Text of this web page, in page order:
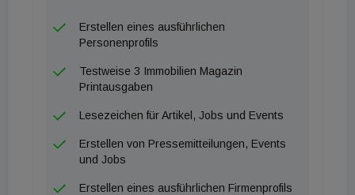
Erstellen eines ausführlichen
Personenprofils
Testweise 3 Immobilien Magazin
Printausgaben
Lesezeichen für Artikel, Jobs und Events
Erstellen von Pressemitteilungen, Events
und Jobs
Erstellen eines ausführlichen Firmenprofils